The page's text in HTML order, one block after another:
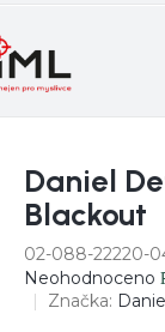
Daniel
Blackout
02-088-22220-
Průměrné
hodnocení
Neohodnoceno
Značka: